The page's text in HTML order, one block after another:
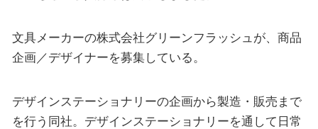
文具メーカーの株式会社グリーンフラッシュが、商品
企画／デザイナーを募集している。
デザインステーショナリーの企画から製造・販売まで
を行う同社。デザインステーショナリーを通して日常